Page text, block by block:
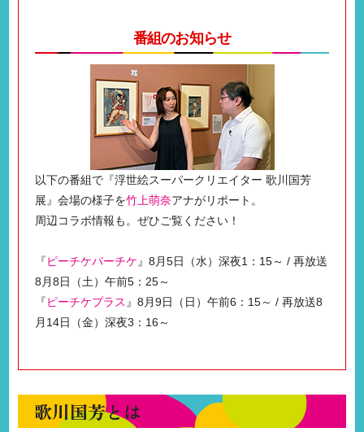
番組のお知らせ
以下の番組で『浮世絵スーパークリエイター 歌川国芳
展』会場の様子を竹上萌奈アナがリポート。
周辺コラボ情報も。ぜひご覧ください！
『ピーチケパーチケ 』8月5日（水）深夜1：15～ / 再放送
8月8日（土）午前5：25～
『ピーチケプラス 』8月9日（日）午前6：15～ / 再放送8
月14日（金）深夜3：16～
歌川国芳とは